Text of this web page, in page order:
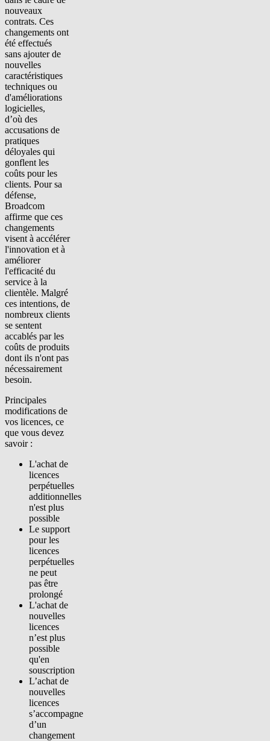
nouveaux
contrats. Ces
changements ont
été effectués
sans ajouter de
nouvelles
caractéristiques
techniques ou
d'améliorations
logicielles,
d’où des
accusations de
pratiques
déloyales qui
gonflent les
coûts pour les
clients. Pour sa
défense,
Broadcom
affirme que ces
changements
visent à accélérer
l'innovation et à
améliorer
l'efficacité du
service à la
clientèle. Malgré
ces intentions, de
nombreux clients
se sentent
accablés par les
coûts de produits
dont ils n'ont pas
nécessairement
besoin.
Principales
modifications de
vos licences, ce
que vous devez
savoir :
L'achat de
licences
perpétuelles
additionnelles
n'est plus
possible
Le support
pour les
licences
perpétuelles
ne peut
pas être
prolongé
L'achat de
nouvelles
licences
n’est plus
possible
qu'en
souscription
L’achat de
nouvelles
licences
s’accompagne
d’un
changement